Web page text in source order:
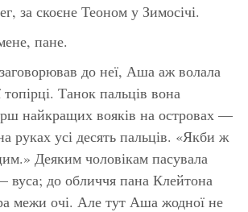
за скоєне Теоном у Зимосічі.
пане.
до неї, Аша аж волала
Танок пальців вона
найкращих вояків на островах —
руках усі десять пальців. «Якби ж
Деяким чоловікам пасувала
до обличчя пана Клейтона
межи очі. Але тут Аша жодної не